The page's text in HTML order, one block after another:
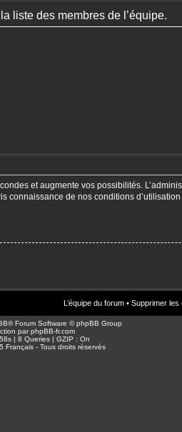
liste des membres de l’équipe.
et augmente vos possibilités.
de nos conditions
L’équipe du forum • Supprimer les
® Forum Software © phpBB Group
parphpBB-fr.com
| 8 Queries | GZIP : On
Français - Tous droits réservés